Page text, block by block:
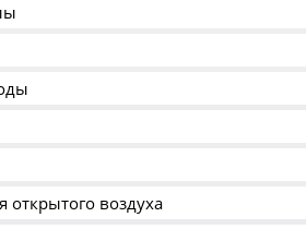
воздуха